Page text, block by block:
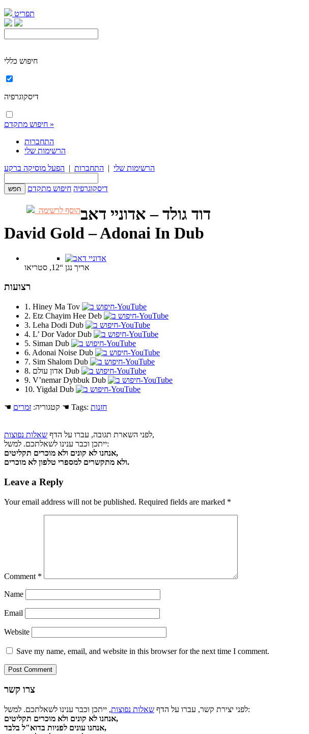
תפריט
חיפוש כללי
חיפוש מתקדם »
התחברות
הרשימות שלי
הרשימות שלי | התחברות | הפעל מוסיקה ברקע
דיסקוגרפיה חיפוש מתקדם
הוסף לרשימהדוד גולד – אדוניי דאב
David Gold – Adonai In Dub
אריך נגן “12, סטריאו
רצועות
1. Hiney Ma Tov
2. Etz Chayim Hee Deb
3. Leha Dodi Dub
4. L’ Dor Vador Dub
5. Siman Dub
6. Adonai Noise Dub
7. Sim Shalom Dub
8. אדון עולם Dub
9. V’nemar Dybbuk Dub
10. Yigdal Dub
☚ קטגוריה: זמרים ☚ Tags: חזנות
לפני השארת תגובה, עברו על הדף שאלות נפוצות
,
ייתכן וכבר ענינו לשאלתכם. למשל:
אנחנו לא קונים ולא מוכרים תקליטים,
ולא מתקשרים למספרי טלפון לא מוכרים.
Leave a Reply
Your email address will not be published. Required fields are marked *
Comment *
Name
Email
Website
Save my name, email, and website in this browser for the next time I comment.
צרו קשר
לפני יצירת קשר, עברו על הדף שאלות נפוצות
, ייתכן וכבר ענינו לשאלתכם. למשל:
אנחנו לא קונים ולא מוכרים תקליטים,
אנחנו עונים לפניות בדוא"ל בלבד,